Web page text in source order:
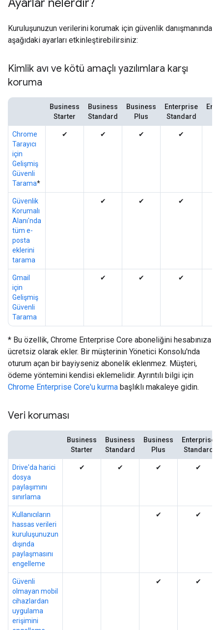
Ayarlar nelerdir?
Kuruluşunuzun verilerini korumak için güvenlik danışmanında
aşağıdaki ayarları etkinleştirebilirsiniz:
Kimlik avı ve kötü amaçlı yazılımlara karşı
koruma
Business
Starter
Business
Standard
Business
Plus
Enterprise
Standard
Chrome
Tarayıcı
için
Gelişmiş
Güvenli
Tarama*
✔ ✔ ✔ ✔
Güvenlik
Korumalı
Alanı'nda
tüm e-
posta
eklerini
tarama
✔ ✔ ✔
Gmail
için
Gelişmiş
Güvenli
Tarama
✔ ✔ ✔
* Bu özellik, Chrome Enterprise Core aboneliğini hesabınıza
ücretsiz olarak ekler. Bir müşterinin Yönetici Konsolu'nda
oturum açan bir bayiyseniz abonelik eklenmez. Müşteri,
ödeme yöntemini kendisi eklemelidir. Ayrıntılı bilgi için
Chrome Enterprise Core'u kurma başlıklı makaleye gidin.
Veri koruması
Business
Starter
Business
Standard
Business
Plus
Enterprise
Standard
Drive'da harici
dosya
paylaşımını
sınırlama
✔ ✔ ✔ ✔
Kullanıcıların
hassas verileri
kuruluşunuzun
dışında
paylaşmasını
engelleme
✔ ✔
Güvenli
olmayan mobil
cihazlardan
uygulama
erişimini
✔ ✔